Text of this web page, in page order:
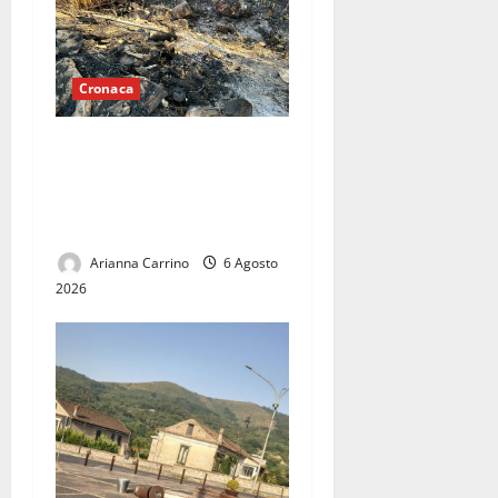
Cronaca
Arianna Carrino
6 Agosto
2026